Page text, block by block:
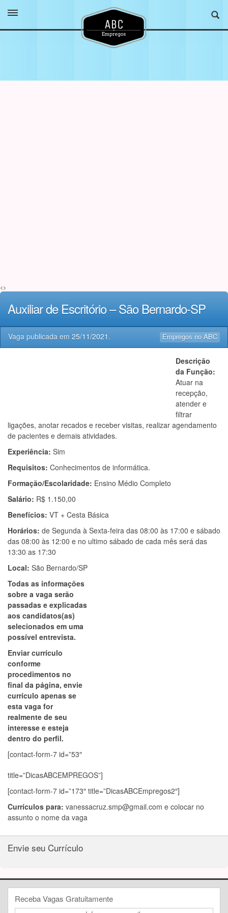
<>
Auxiliar de Escritório – São Bernardo-SP
Empregos no ABC
Vaga publicada em 25/11/2021 .
Descrição
da Função:
Atuar na
recepção,
atender e
filtrar
ligações, anotar recados e receber visitas, realizar agendamento
de pacientes e demais atividades.
Experiência: Sim
Requisitos: Conhecimentos de informática.
Formação/Escolaridade: Ensino Médio Completo
Salário: R$ 1.150,00
Benefícios: VT + Cesta Básica
Horários: de Segunda à Sexta-feira das 08:00 às 17:00 e sábado
das 08:00 às 12:00 e no ultimo sábado de cada mês será das
13:30 as 17:30
Local: São Bernardo/SP
Todas as informações
sobre a vaga serão
passadas e explicadas
aos candidatos(as)
selecionados em uma
possível entrevista.
Enviar currículo
conforme
procedimentos no
final da página, envie
currículo apenas se
esta vaga for
realmente de seu
interesse e esteja
dentro do perfil.
[contact-form-7 id=”53″
title=”DicasABCEMPREGOS”]
[contact-form-7 id=”173″ title=”DicasABCEmpregos2″]
Currículos para: vanessacruz.smp@gmail.com e colocar no
assunto o nome da vaga
Envie seu Currículo
Receba Vagas Gratuitamente